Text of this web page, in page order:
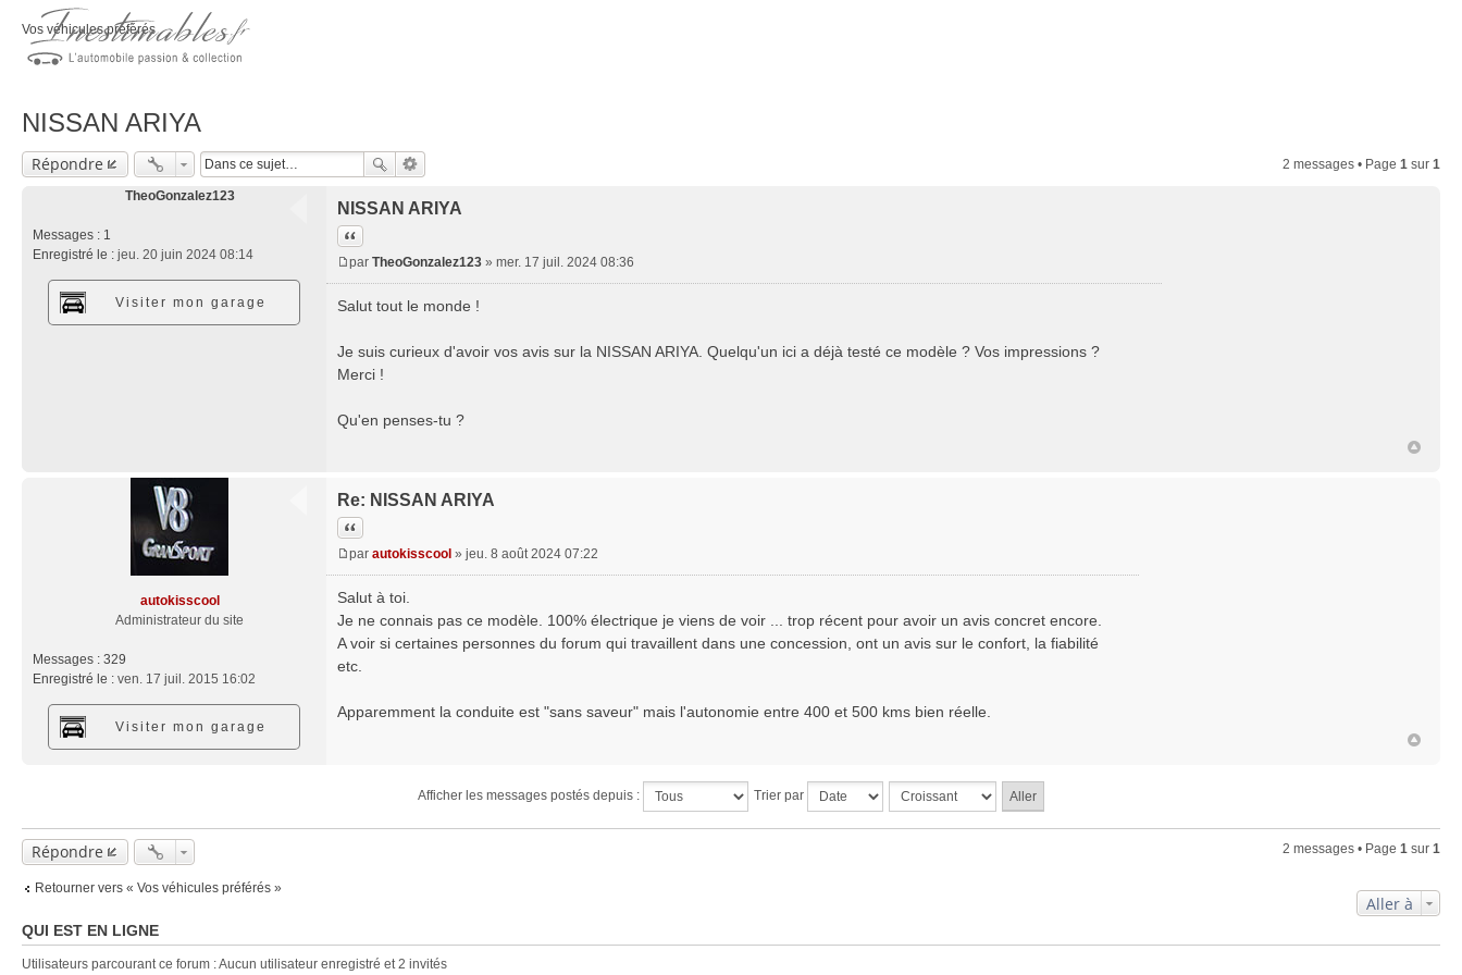
Vos véhicules préférés
NISSAN ARIYA
Répondre 2 messages • Page 1 sur 1
TheoGonzalez123
Messages : 1
Enregistré le : jeu. 20 juin 2024 08:14
Visiter mon garage
NISSAN ARIYA
Citation
s
a
g
par TheoGonzalez123 » mer. 17 juil. 2024 08:36
Salut tout le monde !
Je suis curieux d'avoir vos avis sur la NISSAN ARIYA. Quelqu'un ici a déjà testé ce modèle ? Vos impressions ?
Merci !
Qu'en penses-tu ?
autokisscool
Administrateur du site
Messages : 329
Enregistré le : ven. 17 juil. 2015 16:02
Visiter mon garage
Re: NISSAN ARIYA
Citation
s
s
a
g
par autokisscool » jeu. 8 août 2024 07:22
Salut à toi.
Je ne connais pas ce modèle. 100% électrique je viens de voir ... trop récent pour avoir un avis concret encore.
A voir si certaines personnes du forum qui travaillent dans une concession, ont un avis sur le confort, la fiabilité
etc.
Apparemment la conduite est "sans saveur" mais l'autonomie entre 400 et 500 kms bien réelle.
Afficher les messages postés depuis : Trier par
Répondre 2 messages • Page 1 sur 1
Retourner vers « Vos véhicules préférés »
Aller à
QUI EST EN LIGNE
Utilisateurs parcourant ce forum : Aucun utilisateur enregistré et 2 invités